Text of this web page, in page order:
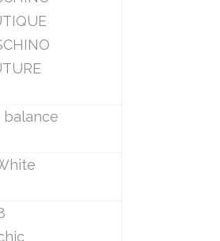
balance